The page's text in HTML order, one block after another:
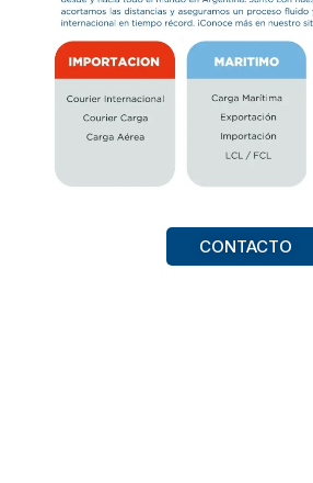
CONTACTO